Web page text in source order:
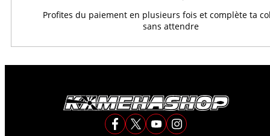
Profites du paiement en plusieurs fois et complète ta
sans attendre